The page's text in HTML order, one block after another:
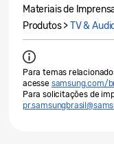
Materiais de
Produtos >TV &
Para temas
acesse samsung.com/
Para solicitações de